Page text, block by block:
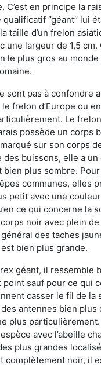
C’est en principe la
‘’géant’’ lui
taille d’un frelon
une largeur de 1,5 cm.
le plus gros au monde
sont pas à confondre
frelon d’Europe ou
Le
possède un corps
sur son corps
des buissons, elle a
bien plus sombre.
communes, elles
petit avec une
ce qui concerne la
noir avec plein de
des taches
bien plus grande.
géant, il ressemble
point sauf pour ce qui
casser le fil de la
antennes bien plus
plus
avec l’abeille
plus grandes
complètement noir, il